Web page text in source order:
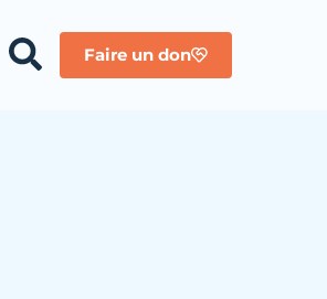
Faire un don